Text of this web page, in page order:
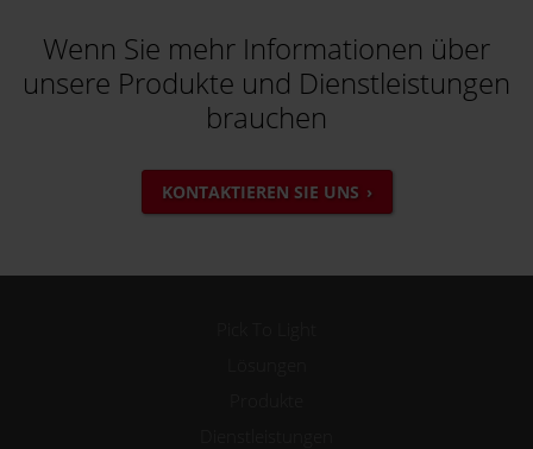
Wenn Sie mehr Informationen über
unsere Produkte und Dienstleistungen
brauchen
KONTAKTIEREN SIE UNS